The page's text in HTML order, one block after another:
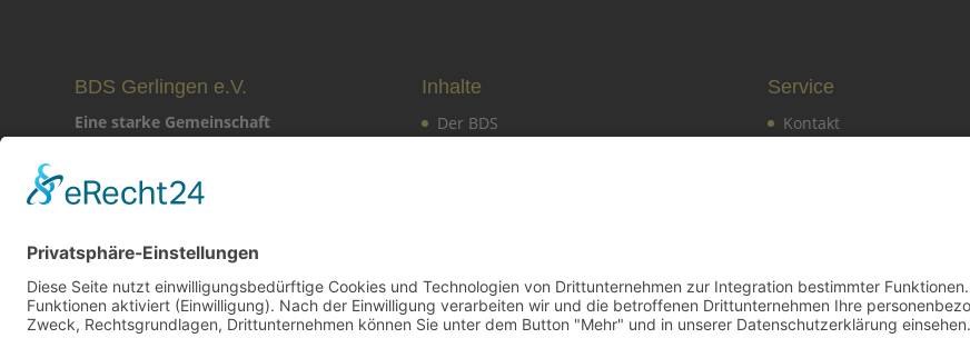
BDS Gerlingen e.V.
Eine starke Gemeinschaft
70839 Gerlingen
Kontakt aufnehmen
Mehr über den Verein
Inhalte
Der BDS
Aktuelles vom BDS Gerlingen
Aktuelles vom Landesverband
Service
Kontakt
Cookie-Einstellungen